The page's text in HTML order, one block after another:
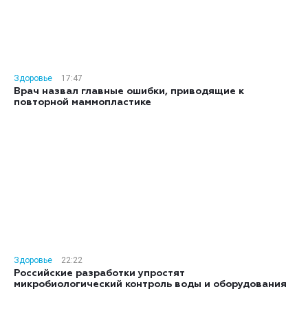
Здоровье
17:47
Врач назвал главные ошибки, приводящие к
повторной маммопластике
Здоровье
22:22
Российские разработки упростят
микробиологический контроль воды и оборудования